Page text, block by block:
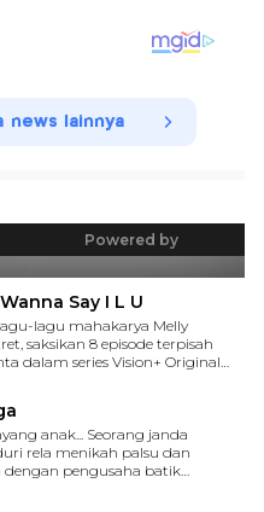
news lainnya